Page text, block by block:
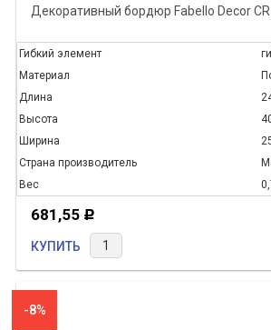
Декоративный бордюр Fabello Decor
Гибкий элемент
Материал
Длина
Высота
Ширина
Страна производитель
Вес
681,55 Р
КУПИТЬ
-8%